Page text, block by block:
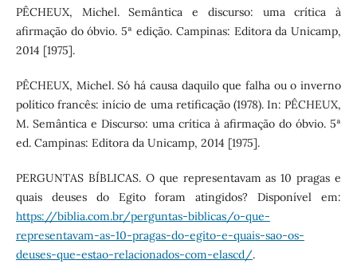
PÊCHEUX, Michel. Semântica e discurso: uma crítica à
afirmação do óbvio. 5ª edição. Campinas: Editora da Unicamp,
2014 [1975].
PÊCHEUX, Michel. Só há causa daquilo que falha ou o inverno
político francês: início de uma retificação (1978). In: PÊCHEUX,
M. Semântica e Discurso: uma crítica à afirmação do óbvio. 5ª
ed. Campinas: Editora da Unicamp, 2014 [1975].
PERGUNTAS BÍBLICAS. O que representavam as 10 pragas e
quais deuses do Egito foram atingidos? Disponível em:
https://biblia.com.br/perguntas-biblicas/o-que-
representavam-as-10-pragas-do-egito-e-quais-sao-os-
deuses-que-estao-relacionados-com-elascd/.